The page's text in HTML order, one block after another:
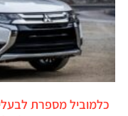
כלמוביל מספרת